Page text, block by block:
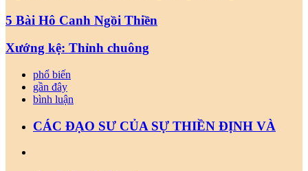
5 Bài Hô Canh Ngồi Thiền
Xướng kệ: Thỉnh chuông
phổ biến
gần đây
bình luận
CÁC ĐẠO SƯ CỦA SỰ THIỀN ĐỊNH VÀ